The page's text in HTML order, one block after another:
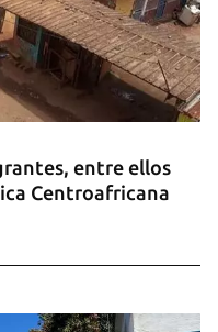
entre ellos
Centroafricana